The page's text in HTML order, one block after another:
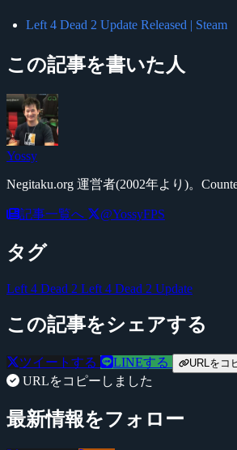
Left 4 Dead 2 Update Released | Steam
この記事を書いた人
Yossy
Negitaku.org 運営者(2002年より)。
記事一覧へ @YossyFPS
タグ
Left 4 Dead 2 Left 4 Dead 2 Update
この記事をシェアする
ツイートする LINEする URLをコ
URLをコピーしました
最新情報をフォロー